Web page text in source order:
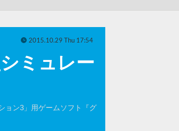
ミュレー
ョン3」用ゲームソフト『グ
2015.10.29 Thu 17:54